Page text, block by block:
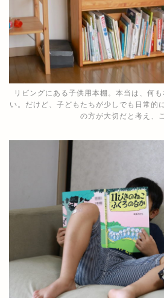
リビングにある子供用本棚。本当は、何
い。だけど、子どもたちが少しでも日常的
の方が大切だと考え、